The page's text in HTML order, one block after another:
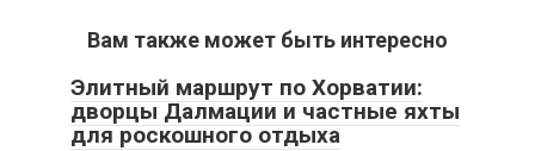
Вам также может быть интересно
Элитный маршрут по Хорватии:
дворцы Далмации и частные яхты
для роскошного отдыха